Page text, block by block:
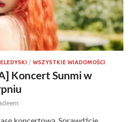
/ WSZYSTKIE WIADOMOŚCI
Koncert Sunmi w
koncertową. Sprawdźcie